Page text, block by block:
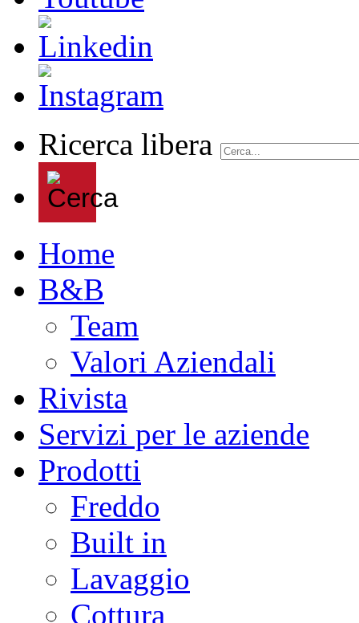
Ricerca libera
Home
B&B
Team
Valori Aziendali
Rivista
Servizi per le aziende
Prodotti
Freddo
Built in
Lavaggio
Cottura